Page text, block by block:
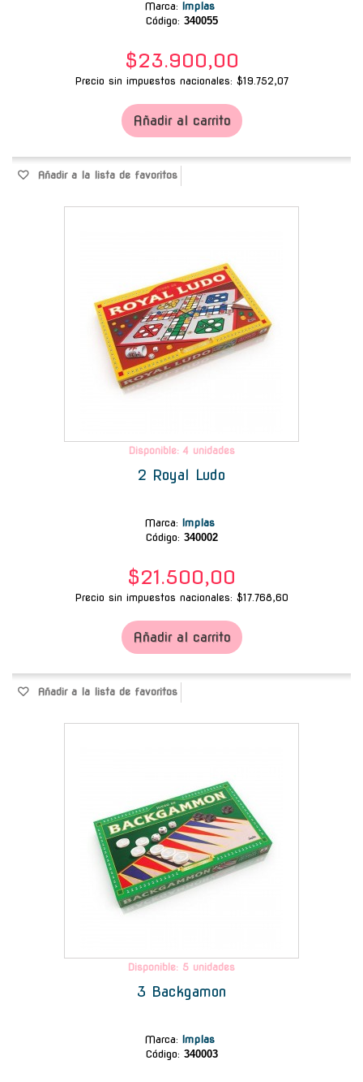
Marca: Implas
Código: 340055
$23.900,00
Precio sin impuestos nacionales: $19.752,07
Añadir al carrito
Añadir a la lista de favoritos
Disponible: 4 unidades
2 Royal Ludo
Marca: Implas
Código: 340002
$21.500,00
Precio sin impuestos nacionales: $17.768,60
Añadir al carrito
Añadir a la lista de favoritos
Disponible: 5 unidades
3 Backgamon
Marca: Implas
Código: 340003